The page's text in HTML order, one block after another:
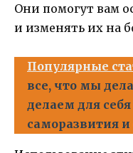
Они помогут вам
и изменять их на
Популярные
все, что мы
делаем для
саморазвития